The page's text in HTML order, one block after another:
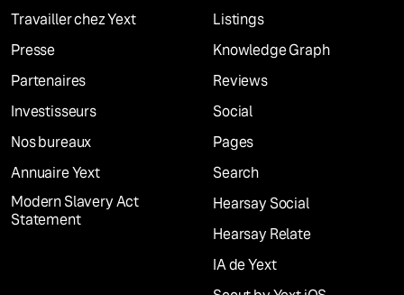
Travailler chez Yext
Presse
Partenaires
Investisseurs
Nos bureaux
Annuaire Yext
Modern Slavery Act
Statement
Listings
Knowledge Graph
Reviews
Social
Pages
Search
Hearsay Social
Hearsay Relate
IA de Yext